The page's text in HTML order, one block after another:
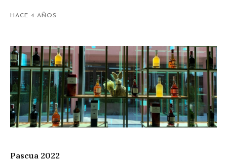
HACE 4 AÑOS
Pascua 2022